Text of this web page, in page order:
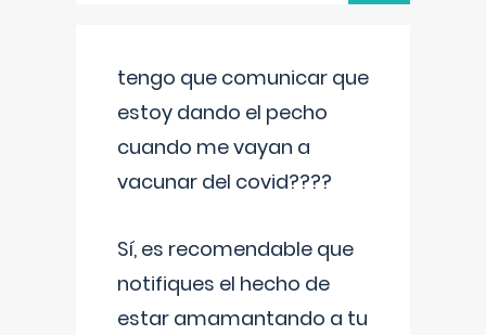
tengo que comunicar que
estoy dando el pecho
cuando me vayan a
vacunar del covid????
Sí, es recomendable que
notifiques el hecho de
estar amamantando a tu